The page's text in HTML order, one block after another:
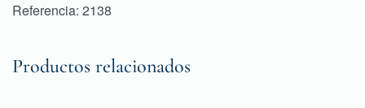
Referencia: 2138
Productos relacionados